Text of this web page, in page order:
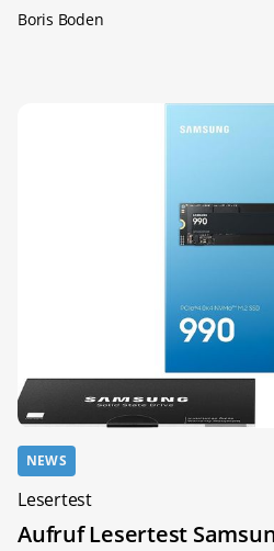
Boris Boden
NEWS
Lesertest
Aufruf Lesertest